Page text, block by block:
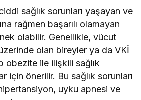
sağlık sorunları yaşayan ve
rağmen başarılı olamayan
olabilir. Genellikle, vücut
olan bireyler ya da VKİ
obezite ile ilişkili sağlık
için önerilir. Bu sağlık sorunları
uyku apnesi ve